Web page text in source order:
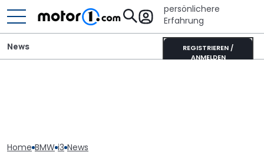
persönlichere
Erfahrung
REGISTRIEREN /
ANMELDEN
News
Home BMW i3 News